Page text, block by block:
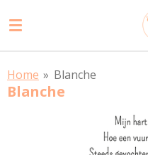
direct
hoofdinhoud
Home » Blanche
Blanche